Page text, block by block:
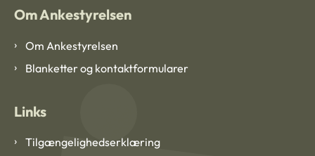
Om Ankestyrelsen
Om Ankestyrelsen
Blanketter og kontaktformularer
Links
Tilgængelighedserklæring